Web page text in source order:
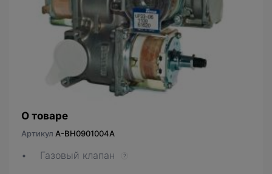
О товаре
Артикул A-BH0901004А
Газовый клапан ?